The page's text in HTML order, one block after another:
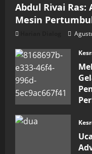
Abdul Rivai Ras:
Mesin